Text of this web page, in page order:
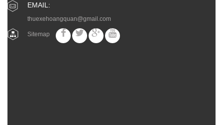
EMAIL:
thuexehoangquan@gmail.com
Sitemap